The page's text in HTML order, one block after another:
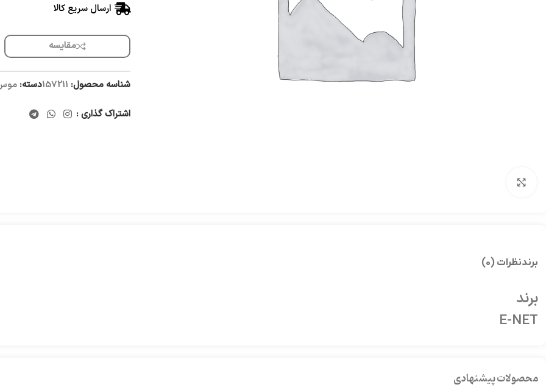
ارسال سریع کالا
مقایسه
شناسه محصول: 157211دسته:
اشتراک گذاری :
برندنظرات (0)
برند
E-NET
محصولات پیشنهادی